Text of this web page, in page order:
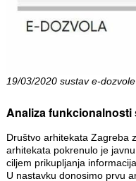
19/03/2020 sustav e-dozvole
Analiza funkcionalnosti
Društvo arhitekata Zagreba
arhitekata pokrenulo je
ciljem prikupljanja
U nastavku donosimo prvu